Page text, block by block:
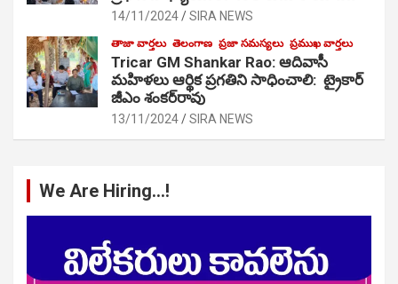
14/11/2024 SIRA NEWS
తాజా వార్తలు తెలంగాణ ప్రజా సమస్యలు ప్రముఖ వార్తలు
Tricar GM Shankar Rao: ఆదివాసీ
మహిళలు ఆర్థిక ప్రగతిని సాధించాలి: ట్రైకార్
జీఎం శంకర్‌రావు
13/11/2024 SIRA NEWS
We Are Hiring…!